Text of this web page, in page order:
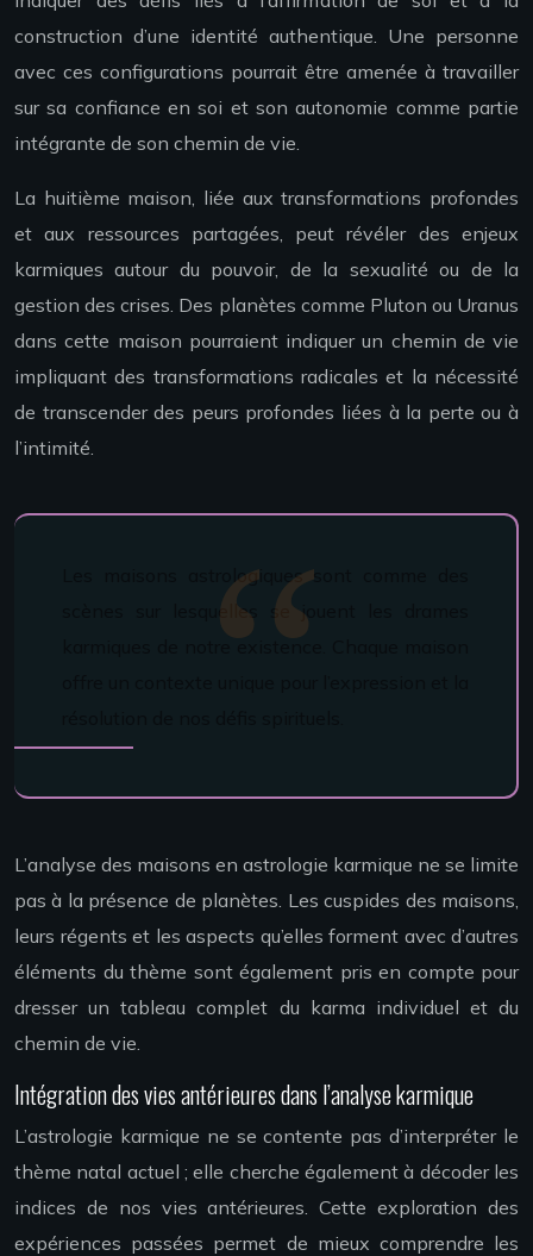
construction d’une identité authentique. Une personne
avec ces configurations pourrait être amenée à travailler
sur sa confiance en soi et son autonomie comme partie
intégrante de son chemin de vie.
La huitième maison, liée aux transformations profondes
et aux ressources partagées, peut révéler des enjeux
karmiques autour du pouvoir, de la sexualité ou de la
gestion des crises. Des planètes comme Pluton ou Uranus
dans cette maison pourraient indiquer un chemin de vie
impliquant des transformations radicales et la nécessité
de transcender des peurs profondes liées à la perte ou à
l’intimité.
Les maisons astrologiques sont comme des
scènes sur lesquelles se jouent les drames
L’analyse des maisons en astrologie karmique ne se limite
pas à la présence de planètes. Les cuspides des maisons,
leurs régents et les aspects qu’elles forment avec d’autres
éléments du thème sont également pris en compte pour
dresser un tableau complet du karma individuel et du
chemin de vie.
Intégration des vies antérieures dans l’analyse karmique
L’astrologie karmique ne se contente pas d’interpréter le
thème natal actuel ; elle cherche également à décoder les
indices de nos vies antérieures. Cette exploration des
expériences passées permet de mieux comprendre les